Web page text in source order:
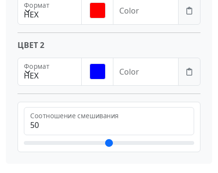
HEX
Формат
Color
ЦВЕТ 2
HEX
Формат
Color
Соотношение смешивания